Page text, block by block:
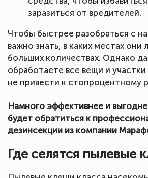
заразиться от вредителей.
Чтобы быстрее разобраться с
важно знать, в каких местах они
больших количествах. Однако
обработаете все вещи и
не привести к стопроцентному
Намного эффективнее и
будет обратиться к
дезинсекции из компании
Где селятся пылевые